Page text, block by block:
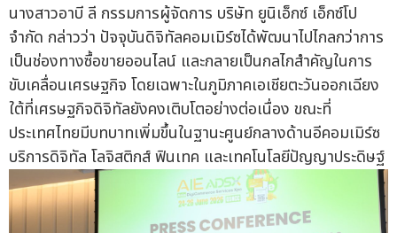
นางสาวอาบี ลี กรรมการผู้จัดการ บริษัท ยูนิเอ็กซ์ เอ็กซ์โป
จำกัด กล่าวว่า ปัจจุบันดิจิทัลคอมเมิร์ซได้พัฒนาไปไกลกว่าการ
เป็นช่องทางซื้อขายออนไลน์ และกลายเป็นกลไกสำคัญในการ
ขับเคลื่อนเศรษฐกิจ โดยเฉพาะในภูมิภาคเอเชียตะวันออกเฉียง
ใต้ที่เศรษฐกิจดิจิทัลยังคงเติบโตอย่างต่อเนื่อง ขณะที่
ประเทศไทยมีบทบาทเพิ่มขึ้นในฐานะศูนย์กลางด้านอีคอมเมิร์ซ
บริการดิจิทัล โลจิสติกส์ ฟินเทค และเทคโนโลยีปัญญาประดิษฐ์